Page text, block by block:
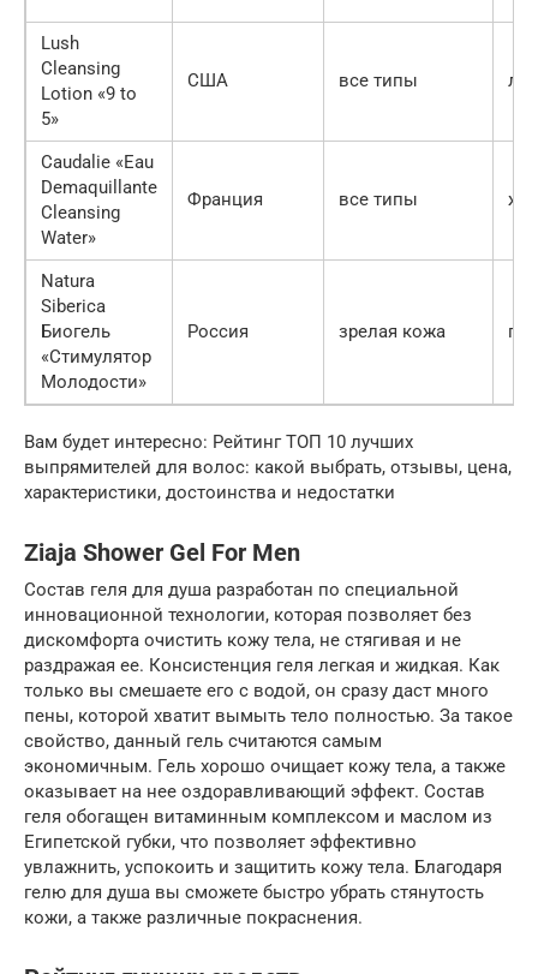
Lush
Cleansing
Lotion «9 to
5»
США все типы
Caudalie «Eau
Demaquillante
Cleansing
Water»
Франция все типы
Natura
Siberica
Биогель
«Стимулятор
Молодости»
Россия зрелая кожа
Вам будет интересно: Рейтинг ТОП 10 лучших
выпрямителей для волос: какой выбрать, отзывы, цена,
характеристики, достоинства и недостатки
Ziaja Shower Gel For Men
Состав геля для душа разработан по специальной
инновационной технологии, которая позволяет без
дискомфорта очистить кожу тела, не стягивая и не
раздражая ее. Консистенция геля легкая и жидкая. Как
только вы смешаете его с водой, он сразу даст много
пены, которой хватит вымыть тело полностью. За такое
свойство, данный гель считаются самым
экономичным. Гель хорошо очищает кожу тела, а также
оказывает на нее оздоравливающий эффект. Состав
геля обогащен витаминным комплексом и маслом из
Египетской губки, что позволяет эффективно
увлажнить, успокоить и защитить кожу тела. Благодаря
гелю для душа вы сможете быстро убрать стянутость
кожи, а также различные покраснения.